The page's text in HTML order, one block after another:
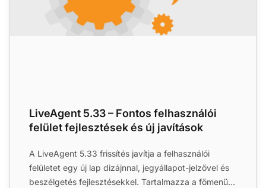
LiveAgent 5.33 – Fontos felhasználói
felület fejlesztések és új javítások
A LiveAgent 5.33 frissítés javítja a felhasználói
felületet egy új lap dizájnnal, jegyállapot-jelzővel és
beszélgetés fejlesztésekkel. Tartalmazza a főmenü